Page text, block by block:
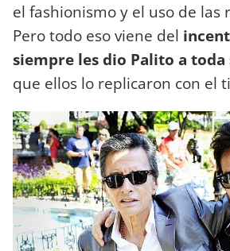
el fashionismo y el uso de las
Pero todo eso viene del
siempre les dio Palito a
que ellos lo replicaron con el